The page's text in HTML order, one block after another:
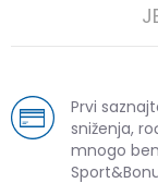
Prvi
sniženja,
mnogo